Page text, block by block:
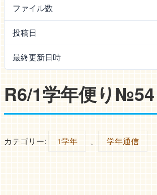
ファイル数
投稿日
最終更新日時
R6/1学年便り№54
カテゴリー: 1学年 、 学年通信